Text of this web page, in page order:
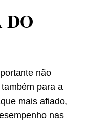
DO
não
para a
mais afiado,
nas